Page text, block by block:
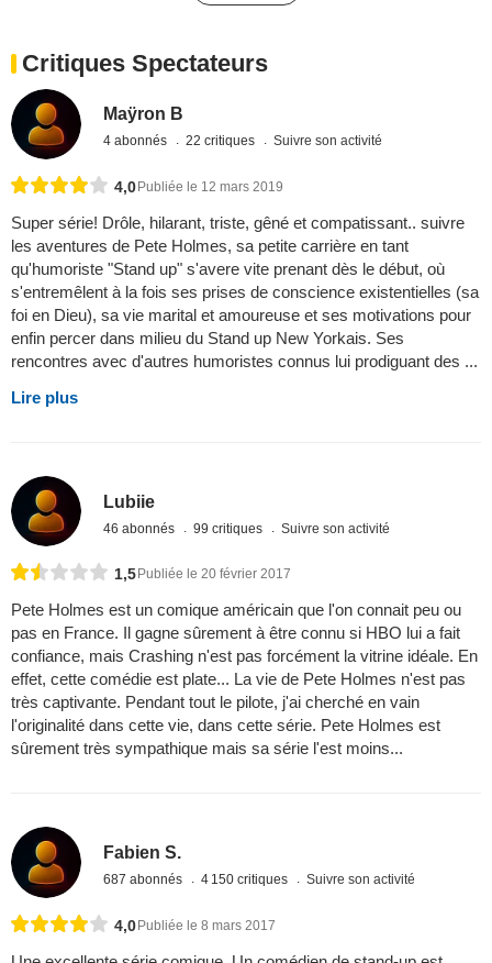
Critiques Spectateurs
Maÿron B
4 abonnés 22 critiques Suivre son activité
4,0 Publiée le 12 mars 2019
Super série! Drôle, hilarant, triste, gêné et compatissant.. suivre
les aventures de Pete Holmes, sa petite carrière en tant
qu'humoriste "Stand up" s'avere vite prenant dès le début, où
s'entremêlent à la fois ses prises de conscience existentielles (sa
foi en Dieu), sa vie marital et amoureuse et ses motivations pour
enfin percer dans milieu du Stand up New Yorkais. Ses
rencontres avec d'autres humoristes connus lui prodiguant des ...
Lire plus
Lubiie
46 abonnés 99 critiques Suivre son activité
1,5 Publiée le 20 février 2017
Pete Holmes est un comique américain que l'on connait peu ou
pas en France. Il gagne sûrement à être connu si HBO lui a fait
confiance, mais Crashing n'est pas forcément la vitrine idéale. En
effet, cette comédie est plate... La vie de Pete Holmes n'est pas
très captivante. Pendant tout le pilote, j'ai cherché en vain
l'originalité dans cette vie, dans cette série. Pete Holmes est
sûrement très sympathique mais sa série l'est moins...
Fabien S.
687 abonnés 4 150 critiques Suivre son activité
4,0Publiée le 8 mars 2017